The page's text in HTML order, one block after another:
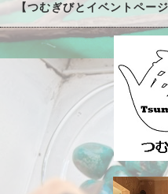
【つむぎびとイベントペー